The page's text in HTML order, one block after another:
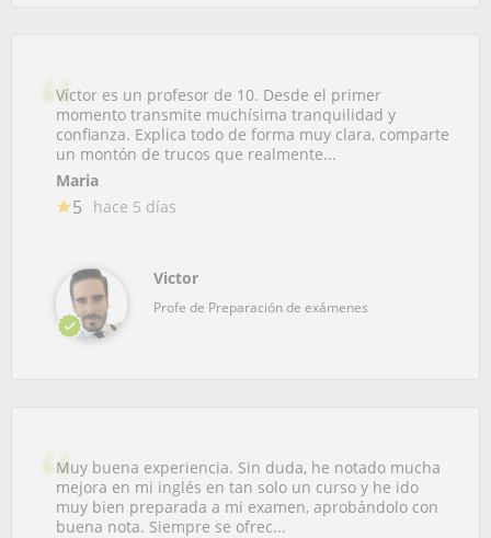
Víctor es un profesor de 10. Desde el primer
momento transmite muchísima tranquilidad y
confianza. Explica todo de forma muy clara, comparte
un montón de trucos que realmente...
Maria
5 hace 5 días
Victor
Profe de Preparación de exámenes
Muy buena experiencia. Sin duda, he notado mucha
mejora en mi inglés en tan solo un curso y he ido
muy bien preparada a mi examen, aprobándolo con
buena nota. Siempre se ofrec...